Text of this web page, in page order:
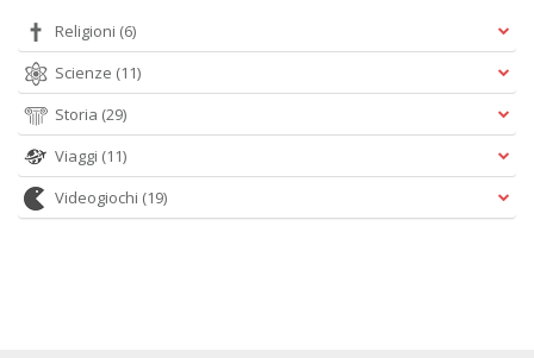
Religioni (6)
Scienze (11)
Storia (29)
Viaggi (11)
Videogiochi (19)